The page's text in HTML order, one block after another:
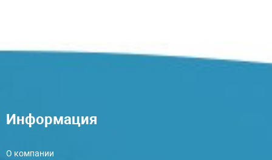
Информация
О компании